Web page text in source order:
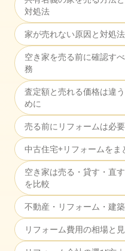
対処法
家が売れない原因と対処
空き家を売る前に確認す
務
査定額と売れる価格は違
めに
売る前にリフォームは必
中古住宅+リフォームを
空き家は売る・貸す・直
を比較
不動産・リフォーム・建
リフォーム費用の相場と